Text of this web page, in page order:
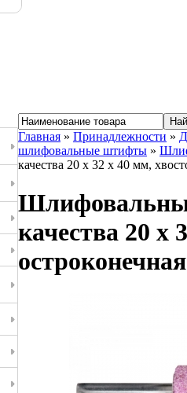
Главная » Принадлежности »
шлифовальные штифты »
качества 20 x 32 x 40 мм,
качества 20 x